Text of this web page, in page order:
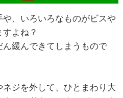
、いろいろなものがビスや
よね？
緩んできてしまうもので
ジを外して、ひとまわり大